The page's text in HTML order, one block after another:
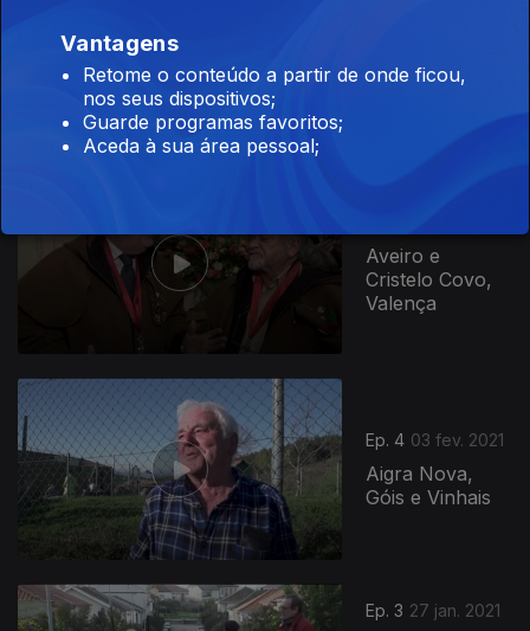
Cristelo Covo,
Aveiro e
Cristelo Covo,
Valença
Ep. 4 03 fev. 2021
Aigra Nova,
Góis e Vinhais
Ep. 3 27 jan. 2021
Vantagens
Retome o conteúdo a partir de onde ficou,
nos seus dispositivos;
Guarde programas favoritos;
Aceda à sua área pessoal;